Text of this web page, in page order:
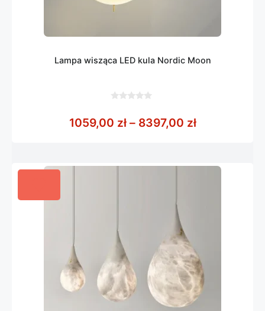
Lampa wisząca LED kula Nordic Moon
5
1059,00 zł – 8397,00 złZakres cen: